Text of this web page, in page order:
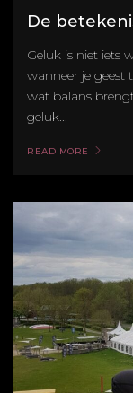
De
Geluk is niet iets
wanneer je
wat balans
geluk...
READ MORE